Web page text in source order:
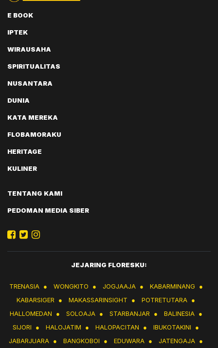
E BOOK
IPTEK
WIRAUSAHA
SPIRITUALITAS
NUSANTARA
DUNIA
KATA MEREKA
FLOBAMORAKU
HERITAGE
KULINER
TENTANG KAMI
PEDOMAN MEDIA SIBER
JEJARING FLORESKU:
TRENASIA ● WONGKITO ● JOGJAAJA ● KABARMINANG
●
KABARSIGER
● MAKASSARINSIGHT ● POTRETUTARA ●
HALLOMEDAN
● SOLOAJA ● STARBANJAR ● BALINESIA ●
SIJORI
● HALOJATIM ● HALOPACITAN ● IBUKOTAKINI
●
JABARJUARA ● BANGKOBOI ● EDUWARA ● JATENGAJA ●